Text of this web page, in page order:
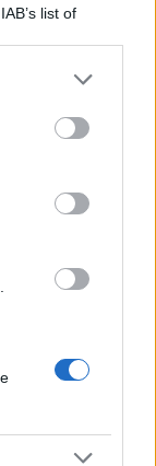
list of
to third parties
more Google
including but
may click to
party tags to